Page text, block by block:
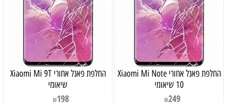
‏החלפת פאנל אחורי Xiaomi Mi Note
10 שיאומי
₪249
‏החלפת פאנל אחורי Xiaomi Mi 9T
שיאומי
₪198